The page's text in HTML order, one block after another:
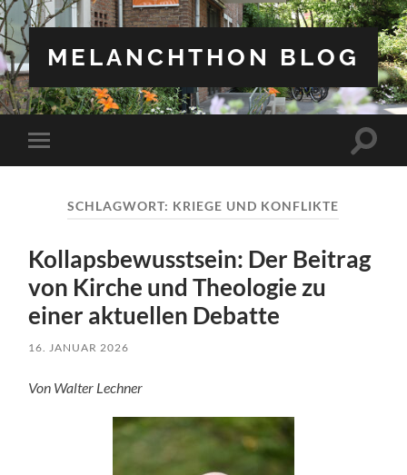
MELANCHTHON BLOG
Mobile-
Menü
SCHLAGWORT: KRIEGE UND KONFLIKTE
Kollapsbewusstsein: Der Beitrag
von Kirche und Theologie zu
einer aktuellen Debatte
16. JANUAR 2026
Von Walter Lechner